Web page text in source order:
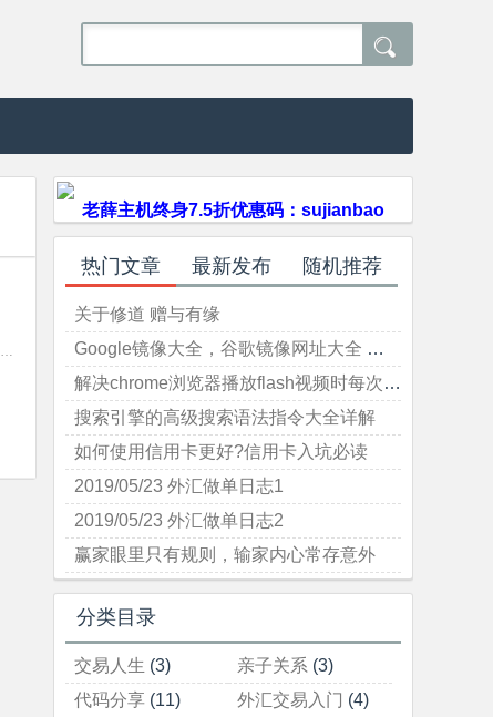

老薛主机终身7.5折优惠码：sujianbao
热门文章 最新发布 随机推荐
关于修道 赠与有缘
Google镜像大全，谷歌镜像网址大全 本文持续更新（最后更新于2023-01-31）
解决chrome浏览器播放flash视频时每次要点击 "允许" 或 "禁止"的问题
搜索引擎的高级搜索语法指令大全详解
如何使用信用卡更好?信用卡入坑必读
2019/05/23 外汇做单日志1
2019/05/23 外汇做单日志2
赢家眼里只有规则，输家内心常存意外
分类目录
交易人生 (3) 亲子关系 (3)
代码分享 (11) 外汇交易入门 (4)